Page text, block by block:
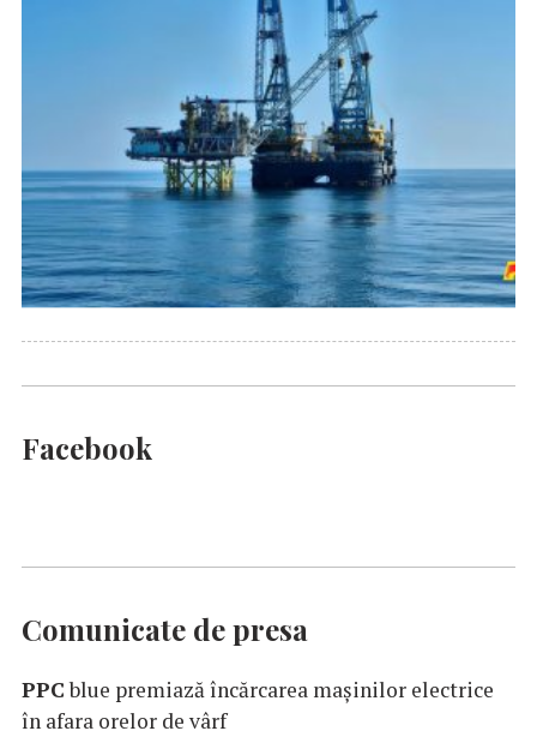
Facebook
Comunicate de presa
PPCblue premiază încărcarea maşinilor electrice
în afara orelor de vârf